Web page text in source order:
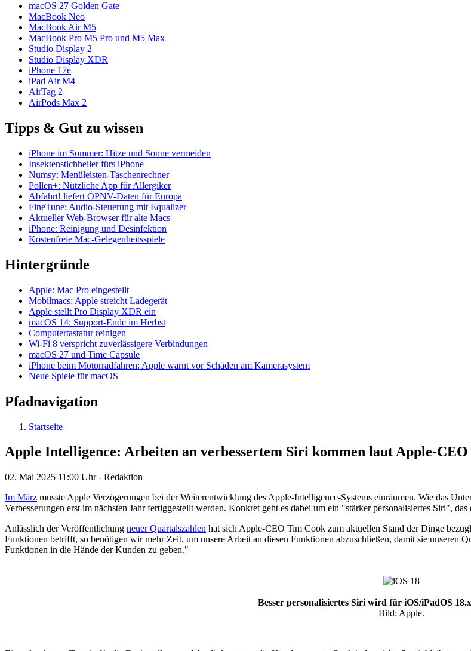
macOS 27 Golden Gate
MacBook Neo
MacBook Air M5
MacBook Pro M5 Pro und M5 Max
Studio Display 2
Studio Display XDR
iPhone 17e
iPad Air M4
AirTag 2
AirPods Max 2
Tipps & Gut zu wissen
iPhone im Sommer: Hitze und Sonne vermeiden
Insektenstichheiler fürs iPhone
Numsy: Menüleisten-Taschenrechner
Pollen+: Nützliche App für Allergiker
Abfahrt! liefert ÖPNV-Daten für Europa
FineTune: Audio-Steuerung mit Equalizer
Aktueller Web-Browser für alte Macs
iPhone: Reinigung und Desinfektion
Kostenfreie Mac-Gelegenheitsspiele
Hintergründe
Apple: Mac Pro eingestellt
Mobilmacs: Apple streicht Ladegerät
Apple stellt Pro Display XDR ein
macOS 14: Support-Ende im Herbst
Computertastatur reinigen
Wi-Fi 8 verspricht zuverlässigere Verbindungen
macOS 27 und Time Capsule
iPhone beim Motorradfahren: Apple warnt vor Schäden am Kamerasystem
Neue Spiele für macOS
Pfadnavigation
Startseite
Apple Intelligence: Arbeiten an verbessertem Siri kommen laut Apple-
02. Mai 2025 11:00 Uhr - Redaktion
Im März musste Apple Verzögerungen bei der Weiterentwicklung des Apple-Intelligence-Systems einräumen. Wie das
Verbesserungen erst im nächsten Jahr fertiggestellt werden. Konkret geht es dabei um ein "stärker personalisiertes Siri",
Anlässlich der Veröffentlichung neuer Quartalszahlen hat sich Apple-CEO Tim Cook zum aktuellen Stand der Dinge
Funktionen betrifft, so benötigen wir mehr Zeit, um unsere Arbeit an diesen Funktionen abzuschließen, damit sie unseren
Funktionen in die Hände der Kunden zu geben."
Besser personalisiertes Siri wird für iOS/iPadOS
Bild: Apple.